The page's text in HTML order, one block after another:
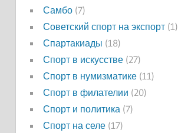
Самбо(7)
Советский спорт на экспорт(1)
Спартакиады (18)
Спорт в искусстве(27)
Спорт в нумизматике(11)
Спорт в филателии (20)
Спорт и политика (7)
Спорт на селе(17)